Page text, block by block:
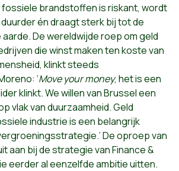
fossiele brandstoffen is riskant, wordt
én draagt sterk bij tot de
De wereldwijde roep om geld
die winst maken ten koste van
klinkt steeds
‘Move your money, het is een
klinkt. We willen van Brussel een
vlak van duurzaamheid. Geld
industrie is een belangrijk
De oproep van
aan bij de strategie van Finance &
eerder al eenzelfde ambitie uitten.